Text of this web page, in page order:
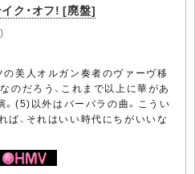
ク・オフ! [廃盤]
の美人オルガン奏者のヴァーヴ移
のだろう、これまで以上に華があ
。(5)以外はバーバラの曲。こうい
ば、それはいい時代にちがいいな